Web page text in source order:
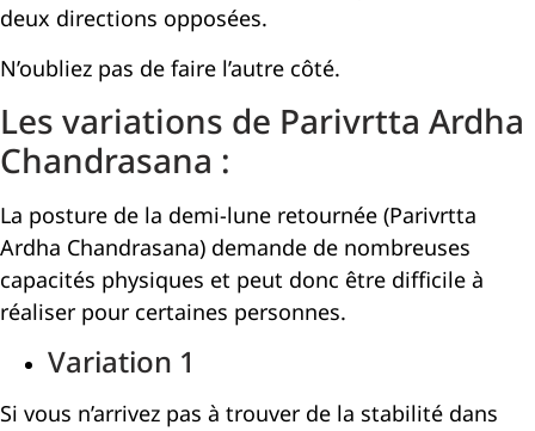
deux directions opposées.
N’oubliez pas de faire l’autre côté.
Les variations de Parivrtta Ardha
Chandrasana :
La posture de la demi-lune retournée (Parivrtta
Ardha Chandrasana) demande de nombreuses
capacités physiques et peut donc être difficile à
réaliser pour certaines personnes.
Variation 1
Si vous n’arrivez pas à trouver de la stabilité dans